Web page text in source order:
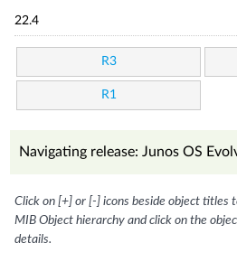
22.4
R3
R1
Navigating release: Junos OS
Click on [+] or [-] icons beside object titles
MIB Object hierarchy and click on the
details.